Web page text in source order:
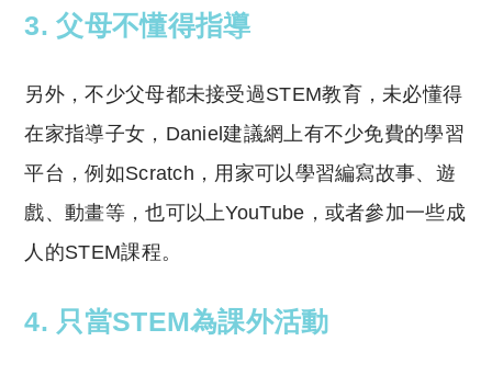
3. 父母不懂得指導
另外，不少父母都未接受過STEM教育，未必懂得
在家指導子女，Daniel建議網上有不少免費的學習
平台，例如Scratch，用家可以學習編寫故事、遊
戲、動畫等，也可以上YouTube，或者參加一些成
人的STEM課程。
4. 只當STEM為課外活動